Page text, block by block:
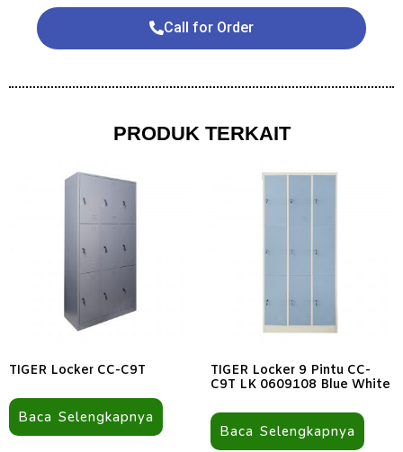
Call for Order
PRODUK TERKAIT
TIGER Locker CC-C9T
Baca Selengkapnya
TIGER Locker 9 Pintu CC-
C9T LK 0609108 Blue White
Baca Selengkapnya